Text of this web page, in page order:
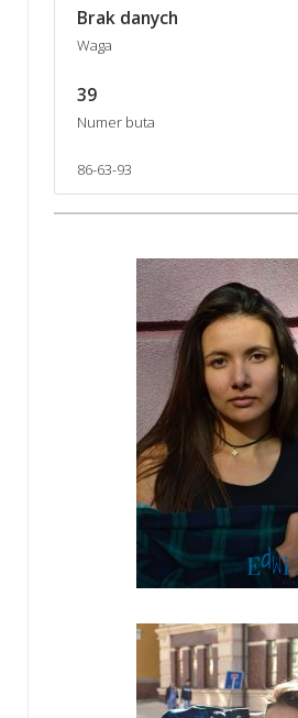
Brak danych
Waga
39
Numer buta
86-63-93